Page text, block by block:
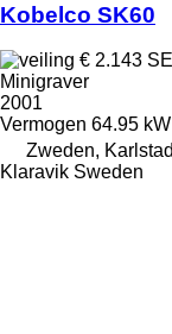
Kobelco SK60
€ 2.143
Minigraver
2001
Vermogen 64.95
Zweden, Karlstad
Klaravik Sweden